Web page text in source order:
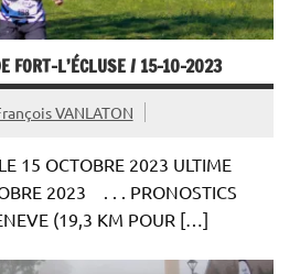
FORT-L’ÉCLUSE / 15-10-2023
VANLATON
15 OCTOBRE 2023 ULTIME
2023 . . . PRONOSTICS
(19,3 KM POUR […]